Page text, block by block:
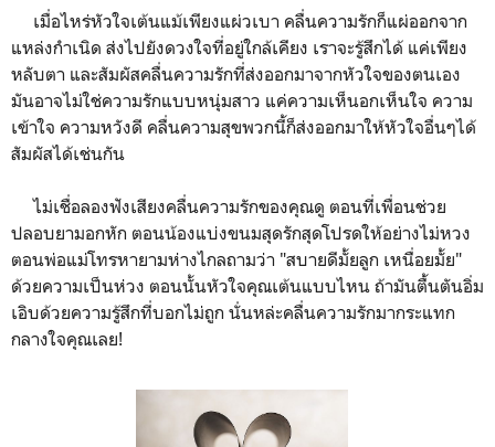
เมื่อไหร่หัวใจเต้นแม้เพียงแผ่วเบา คลื่นความรักก็แผ่ออกจาก
แหล่งกำเนิด ส่งไปยังดวงใจที่อยู่ใกล้เคียง เราจะรู้สึกได้ แค่เพียง
หลับตา และสัมผัสคลื่นความรักที่ส่งออกมาจากหัวใจของตนเอง
มันอาจไม่ใช่ความรักแบบหนุ่มสาว แค่ความเห็นอกเห็นใจ ความ
เข้าใจ ความหวังดี คลื่นความสุขพวกนี้ก็ส่งออกมาให้หัวใจอื่นๆได้
สัมผัสได้เช่นกัน
ไม่เชื่อลองฟังเสียงคลื่นความรักของคุณดู ตอนที่เพื่อนช่วย
ปลอบยามอกหัก ตอนน้องแบ่งขนมสุดรักสุดโปรดให้อย่างไม่หวง
ตอนพ่อแม่โทรหายามห่างไกลถามว่า "สบายดีมั้ยลูก เหนื่อยมั้ย"
ด้วยความเป็นห่วง ตอนนั้นหัวใจคุณเต้นแบบไหน ถ้ามันตื้นตันอิ่ม
เอิบด้วยความรู้สึกที่บอกไม่ถูก นั่นหล่ะคลื่นความรักมากระแทก
กลางใจคุณเลย!